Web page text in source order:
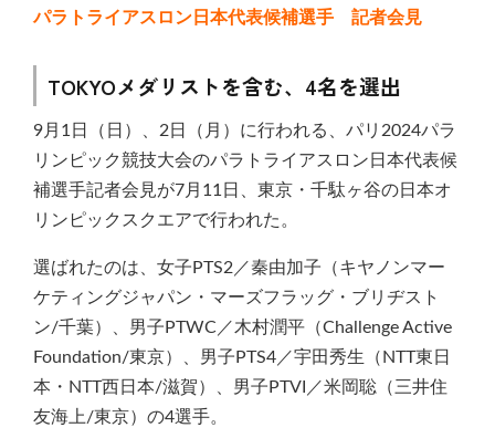
パラトライアスロン日本代表候補選手 記者会見
TOKYOメダリストを含む、4名を選出
9月1日（日）、2日（月）に行われる、パリ2024パラ
リンピック競技大会のパラトライアスロン日本代表候
補選手記者会見が7月11日、東京・千駄ヶ谷の日本オ
リンピックスクエアで行われた。
選ばれたのは、女子PTS2／秦由加子（キヤノンマー
ケティングジャパン・マーズフラッグ・ブリヂスト
ン/千葉）、男子PTWC／木村潤平（Challenge Active
Foundation/東京）、男子PTS4／宇田秀生（NTT東日
本・NTT西日本/滋賀）、男子PTVI／米岡聡（三井住
友海上/東京）の4選手。